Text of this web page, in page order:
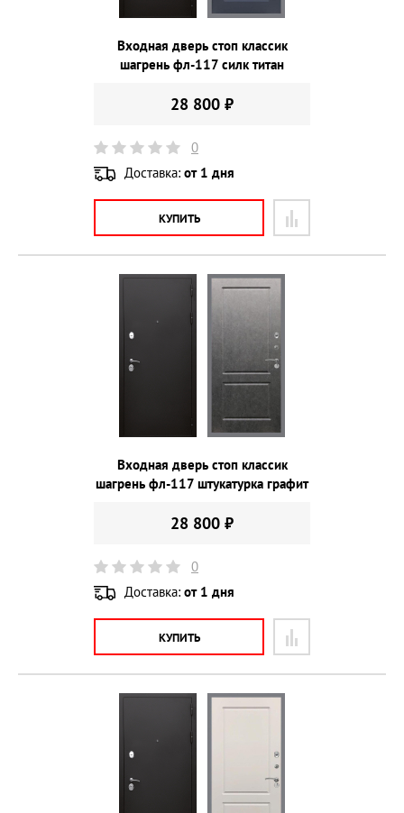
Входная дверь стоп классик
шагрень фл-117 силк титан
28 800 ₽
0
Доставка: от 1 дня
КУПИТЬ
Входная дверь стоп классик
шагрень фл-117 штукатурка графит
28 800 ₽
0
Доставка: от 1 дня
КУПИТЬ